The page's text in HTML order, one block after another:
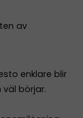
av
enklare blir
börjar.